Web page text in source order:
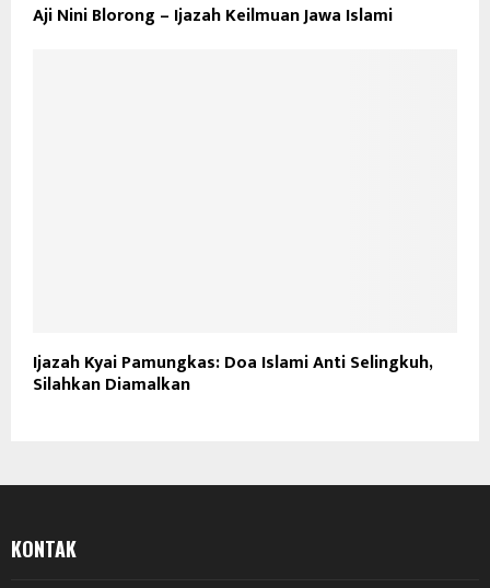
Aji Nini Blorong – Ijazah Keilmuan Jawa Islami
Ijazah Kyai Pamungkas: Doa Islami Anti Selingkuh,
Silahkan Diamalkan
KONTAK